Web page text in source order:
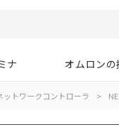
ナ オムロン
ットワークコントローラ >